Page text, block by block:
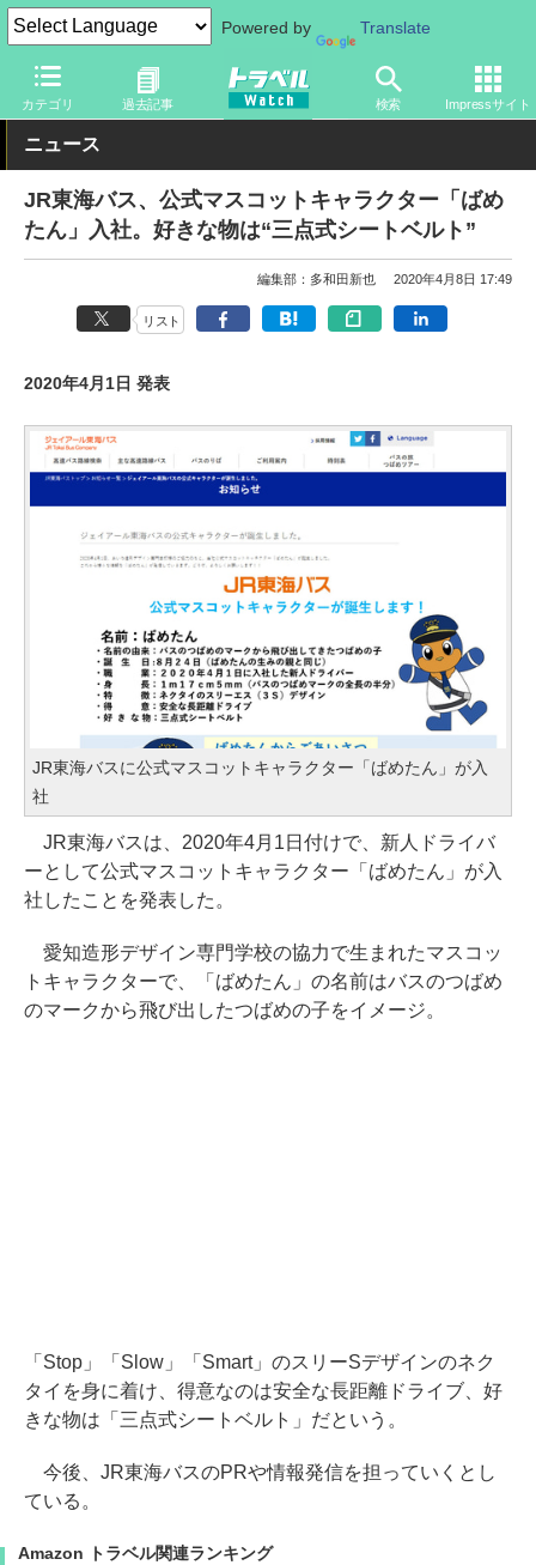
Powered by Translate
カテゴリ 過去記事 検索 Impressサイト
トラベル Watch 地域 国内旅行 中部
ニュース
JR東海バス、公式マスコットキャラクター「ばめ
たん」入社。好きな物は“三点式シートベルト”
編集部：多和田新也 2020年4月8日 17:49
リスト
2020年4月1日 発表
JR東海バスに公式マスコットキャラクター「ばめたん」が入
社
JR東海バスは、2020年4月1日付けで、新人ドライバ
ーとして公式マスコットキャラクター「ばめたん」が入
社したことを発表した。
愛知造形デザイン専門学校の協力で生まれたマスコッ
トキャラクターで、「ばめたん」の名前はバスのつばめ
のマークから飛び出したつばめの子をイメージ。
「Stop」「Slow」「Smart」のスリーSデザインのネク
タイを身に着け、得意なのは安全な長距離ドライブ、好
きな物は「三点式シートベルト」だという。
今後、JR東海バスのPRや情報発信を担っていくとし
ている。
Amazon トラベル関連ランキング